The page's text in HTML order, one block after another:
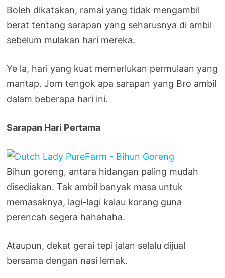
Boleh dikatakan, ramai yang tidak mengambil
berat tentang sarapan yang seharusnya di ambil
sebelum mulakan hari mereka.
Ye la, hari yang kuat memerlukan permulaan yang
mantap. Jom tengok apa sarapan yang Bro ambil
dalam beberapa hari ini.
Sarapan Hari Pertama
Bihun goreng, antara hidangan paling mudah
disediakan. Tak ambil banyak masa untuk
memasaknya, lagi-lagi kalau korang guna
perencah segera hahahaha.
Ataupun, dekat gerai tepi jalan selalu dijual
bersama dengan nasi lemak.